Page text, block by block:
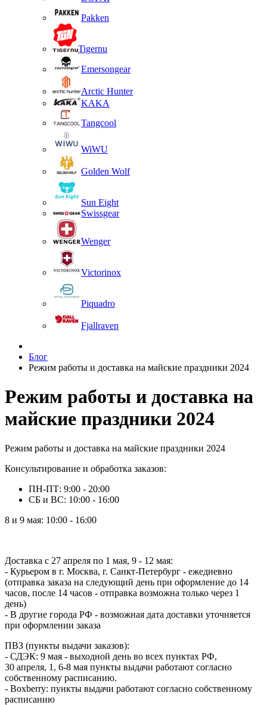
Pakken
Tigernu
Emersongear
Arctic Hunter
KAKA
Tangcool
WiWU
Golden Wolf
Sun Eight
Swissgear
Wenger
Victorinox
Piquadro
Fjallraven
Блог
Режим работы и доставка на майские праздники 2024
Режим работы и доставка на
майские праздники 2024
Режим работы и доставка на майские праздники 2024
Консультирование и обработка заказов:
ПН-ПТ: 9:00 - 20:00
СБ и ВС: 10:00 - 16:00
8 и 9 мая: 10:00 - 16:00
Доставка с 27 апреля по 1 мая, 9 - 12 мая:
- Курьером в г. Москва, г. Санкт-Петербург - ежедневно
(отправка заказа на следующий день при оформление до 14
часов, после 14 часов - отправка возможна только через 1
день)
- В другие города РФ - возможная дата доставки уточняется
при оформлении заказа
ПВЗ (пункты выдачи заказов):
- СДЭК: 9 мая - выходной день во всех пунктах РФ,
30 апреля, 1, 6-8 мая пункты выдачи работают согласно
собственному расписанию.
- Boxberry: пункты выдачи работают согласно собственному
расписанию